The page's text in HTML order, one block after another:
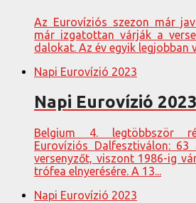
Az Eurovíziós szezon már
már izgatottan várják a
dalokat. Az év egyik legjobban
Napi Eurovízió 2023
Napi Eurovízió
Belgium 4. legtöbbször
Eurovíziós Dalfesztiválon:
versenyzőt, viszont 1986-ig
trófea elnyerésére. A 13...
Napi Eurovízió 2023